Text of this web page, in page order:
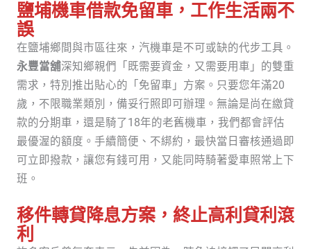
鹽埔機車借款免留車，工作生活兩不
誤
在鹽埔鄉間與市區往來，汽機車是不可或缺的代步工具。
永豐當舖深知鄉親們「既需要資金，又需要用車」的雙重
需求，特別推出貼心的「免留車」方案。只要您年滿20
歲，不限職業類別，備妥行照即可辦理。無論是尚在繳貸
款的分期車，還是騎了18年的老舊機車，我們都會評估
最優渥的額度。手續簡便、不綁約，最快當日審核通過即
可立即撥款，讓您有錢可用，又能同時騎著愛車照常上下
班。
移件轉貸降息方案，終止高利貸利滾
利